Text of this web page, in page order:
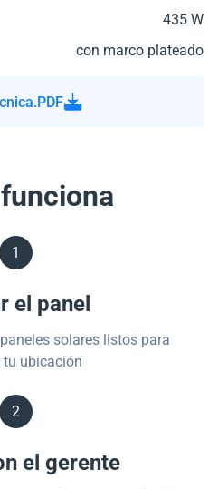
435 W
con marco plateado
1
el panel
solares listos para
tu ubicación
2
el gerente